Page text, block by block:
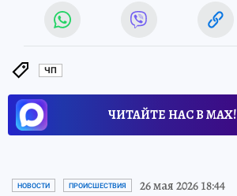
ЧП
ЧИТАЙТЕ НАС В МАХ!
НОВОСТИ ПРОИСШЕСТВИЯ 26 мая 2026 18:44